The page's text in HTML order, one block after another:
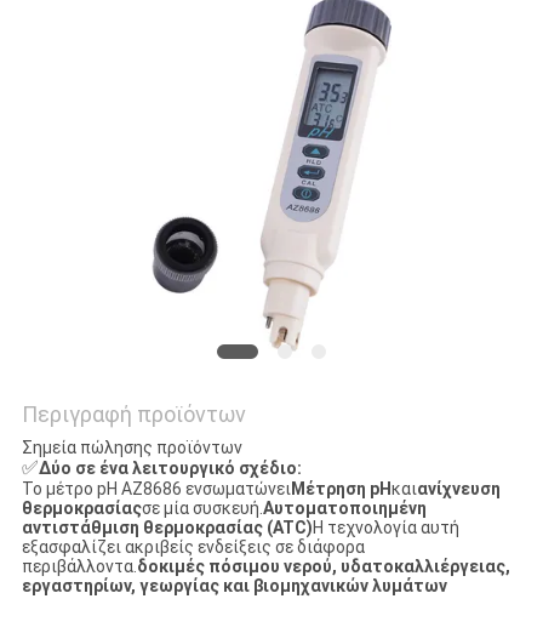
Περιγραφή προϊόντων
Σημεία πώλησης προϊόντων
✅Δύο σε ένα λειτουργικό σχέδιο:
Το μέτρο pH AZ8686 ενσωματώνειΜέτρηση pHκαιανίχνευση
θερμοκρασίαςσε μία συσκευή.Αυτοματοποιημένη
αντιστάθμιση θερμοκρασίας (ATC)Η τεχνολογία αυτή
εξασφαλίζει ακριβείς ενδείξεις σε διάφορα
περιβάλλοντα.δοκιμές πόσιμου νερού, υδατοκαλλιέργειας,
εργαστηρίων, γεωργίας και βιομηχανικών λυμάτων